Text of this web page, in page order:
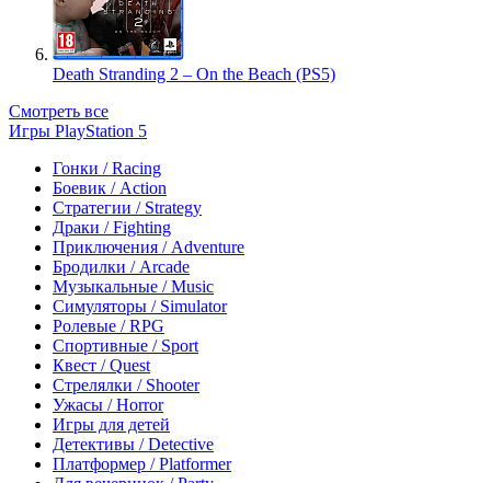
Death Stranding 2 – On the Beach (PS5)
Смотреть все
Игры PlayStation 5
Гонки / Racing
Боевик / Action
Стратегии / Strategy
Драки / Fighting
Приключения / Adventure
Бродилки / Arcade
Музыкальные / Music
Симуляторы / Simulator
Ролевые / RPG
Спортивные / Sport
Квест / Quest
Стрелялки / Shooter
Ужасы / Horror
Игры для детей
Детективы / Detective
Платформер / Platformer